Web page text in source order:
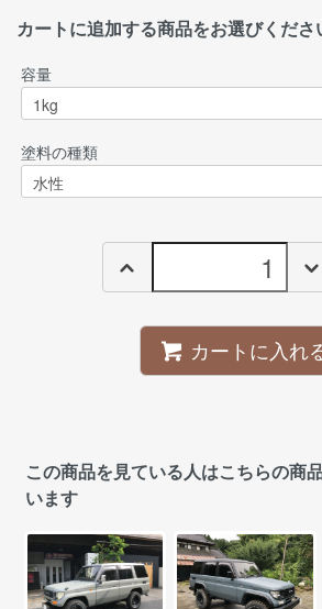
カートに追加する商品をお選びくださ
容量
塗料の種類
カートに入れ
この商品を見ている人はこちらの商
います